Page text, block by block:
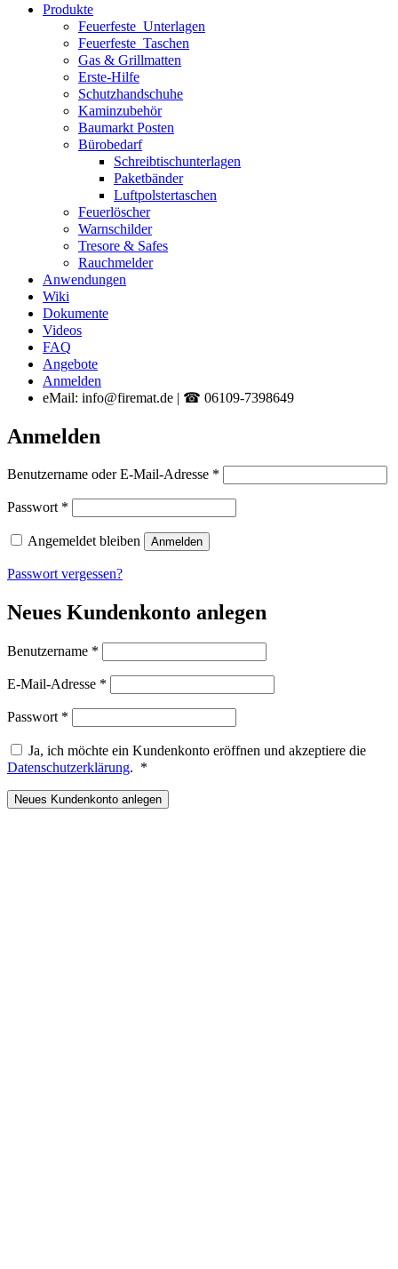
Produkte
Feuerfeste_Unterlagen
Feuerfeste_Taschen
Gas & Grillmatten
Erste-Hilfe
Schutzhandschuhe
Kaminzubehör
Baumarkt Posten
Bürobedarf
Schreibtischunterlagen
Paketbänder
Luftpolstertaschen
Feuerlöscher
Warnschilder
Tresore & Safes
Rauchmelder
Anwendungen
Wiki
Dokumente
Videos
FAQ
Angebote
Anmelden
eMail: info@firemat.de | ☎ 06109-7398649
Anmelden
Benutzername oder E-Mail-Adresse *
Passwort *
Angemeldet bleiben Anmelden
Passwort vergessen?
Neues Kundenkonto anlegen
Benutzername *
E-Mail-Adresse *
Passwort *
Ja, ich möchte ein Kundenkonto eröffnen und akzeptiere die
Datenschutzerklärung. *
Neues Kundenkonto anlegen